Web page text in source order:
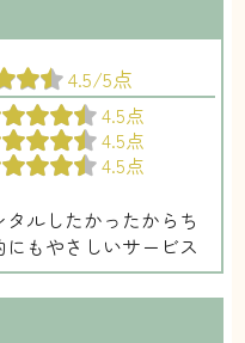
4.5/5点
4.5点
4.5点
4.5点
ルしたかったからち
もやさしいサービス